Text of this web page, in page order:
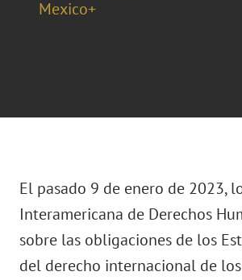
Mexico+
El pasado 9 de enero de 2023,
Interamericana de Derechos
sobre las obligaciones de los
del derecho internacional de